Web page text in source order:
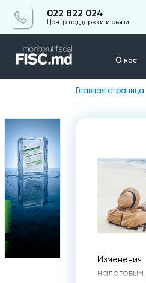
022 822 024
Центр поддержки и связи
О нас
Главная страница